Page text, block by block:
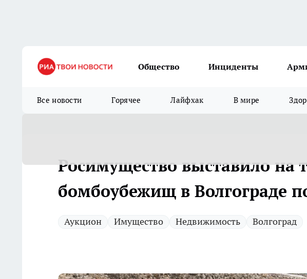
Общество Инциденты
Все новости Горячее Лайфхак В мире
Росимущество выставило на
бомбоубежищ в Волгограде
Аукцион Имущество Недвижимость Волгоград